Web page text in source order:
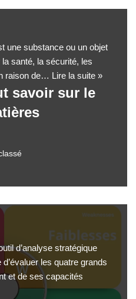
une substance ou un objet
santé, la sécurité, les
raison de… Lire la suite »
savoir sur le
d’analyse stratégique
les quatre grands
et de ses capacités